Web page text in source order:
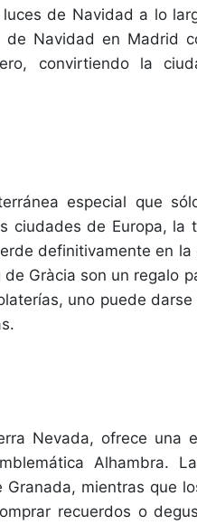
de Navidad a lo
Navidad en Madrid
convirtiendo la
especial que
ciudades de Europa, la
definitivamente en la
Gràcia son un regalo
uno puede darse
Nevada, ofrece una
Alhambra.
mientras que
recuerdos o